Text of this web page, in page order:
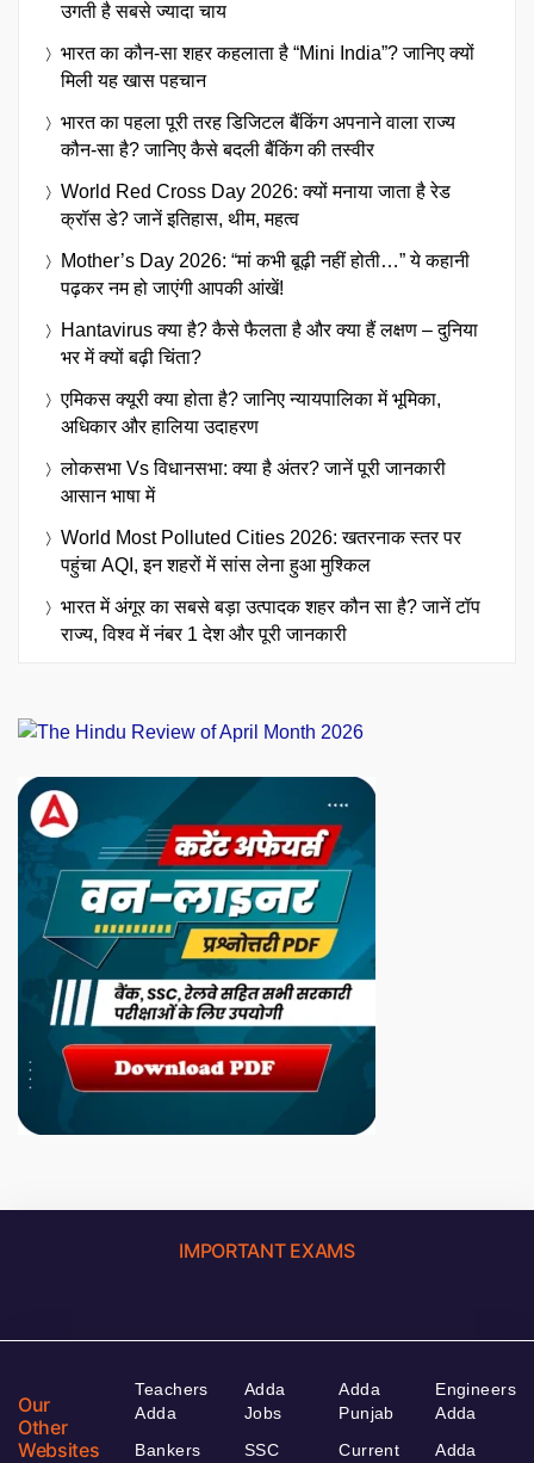
उगती है सबसे ज्यादा चाय
भारत का कौन-सा शहर कहलाता है “Mini India”? जानिए क्यों
मिली यह खास पहचान
भारत का पहला पूरी तरह डिजिटल बैंकिंग अपनाने वाला राज्य
कौन-सा है? जानिए कैसे बदली बैंकिंग की तस्वीर
World Red Cross Day 2026: क्यों मनाया जाता है रेड
क्रॉस डे? जानें इतिहास, थीम, महत्व
Mother’s Day 2026: “मां कभी बूढ़ी नहीं होती…” ये कहानी
पढ़कर नम हो जाएंगी आपकी आंखें!
Hantavirus क्या है? कैसे फैलता है और क्या हैं लक्षण – दुनिया
भर में क्यों बढ़ी चिंता?
एमिकस क्यूरी क्या होता है? जानिए न्यायपालिका में भूमिका,
अधिकार और हालिया उदाहरण
लोकसभा Vs विधानसभा: क्या है अंतर? जानें पूरी जानकारी
आसान भाषा में
World Most Polluted Cities 2026: खतरनाक स्तर पर
पहुंचा AQI, इन शहरों में सांस लेना हुआ मुश्किल
भारत में अंगूर का सबसे बड़ा उत्पादक शहर कौन सा है? जानें टॉप
राज्य, विश्व में नंबर 1 देश और पूरी जानकारी
IMPORTANT EXAMS
Our
Other
Websites
Teachers
Adda
Bankers
Adda
Jobs
SSC
Adda
Punjab
Current
Engineers
Adda
Adda